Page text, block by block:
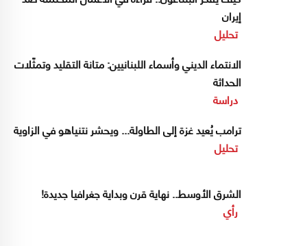
إيران
تحليل
الانتماء الديني وأسماء اللبنانيين: متانة التقليد وتمثّلات
الحداثة
دراسة
ترامب يُعيد غزة إلى الطاولة... ويحشر نتنياهو في الزاوية
تحليل
الشرق الأوسط.. نهاية قرن وبداية جغرافيا جديدة!
رأي